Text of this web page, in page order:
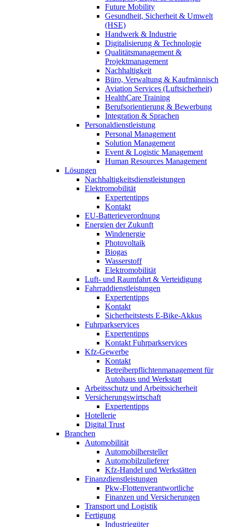
Future Mobility
Gesundheit, Sicherheit & Umwelt
(HSE)
Handwerk & Industrie
Digitalisierung & Technologie
Qualitätsmanagement &
Projektmanagement
Nachhaltigkeit
Büro, Verwaltung & Kaufmännisch
Aviation Services (Luftsicherheit)
HealthCare Training
Berufsorientierung & Bewerbung
Integration & Sprachen
Personaldienstleistung
Personal Management
Solution Management
Event & Logistic Management
Human Resources Management
Lösungen
Nachhaltigkeitsdienstleistungen
Elektromobilität
Expertentipps
Kontakt
EU-Batterieverordnung
Energien der Zukunft
Windenergie
Photovoltaik
Biogas
Wasserstoff
Elektromobilität
Luft- und Raumfahrt & Verteidigung
Fahrraddienstleistungen
Expertentipps
Kontakt
Sicherheitstests E-Bike-Akkus
Fuhrparkservices
Expertentipps
Kontakt Fuhrparkservices
Kfz-Gewerbe
Kontakt
Betreiberpflichtenmanagement für
Autohaus und Werkstatt
Arbeitsschutz und Arbeitssicherheit
Versicherungswirtschaft
Expertentipps
Hotellerie
Digital Trust
Branchen
Automobilität
Automobilhersteller
Automobilzulieferer
Kfz-Handel und Werkstätten
Finanzdienstleistungen
Pkw‑Flottenverantwortliche
Finanzen und Versicherungen
Transport und Logistik
Fertigung
Industriegüter